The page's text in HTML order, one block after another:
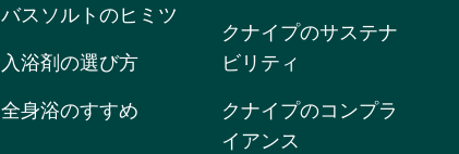
バスソルトのヒミツ
入浴剤の選び方
全身浴のすすめ
クナイプのサステナ
ビリティ
クナイプのコンプラ
イアンス